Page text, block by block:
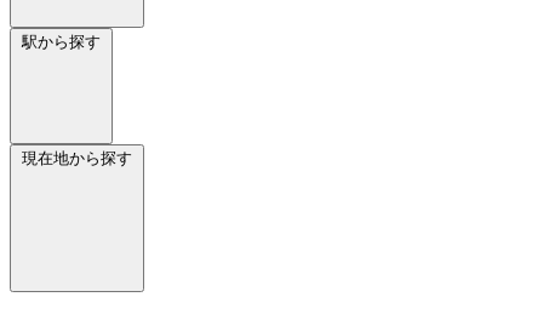
駅から探す
現在地から探す